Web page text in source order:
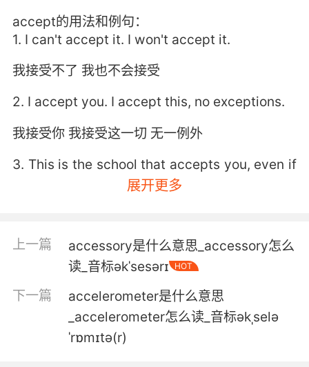
accept的用法和例句：
1. I can't accept it. I won't accept it.
我接受不了 我也不会接受
2. I accept you. I accept this, no exceptions.
我接受你 我接受这一切 无一例外
3. This is the school that accepts you, even if
you don't accept yourself.
4. this is a school that accepts you, even if
you don't accept yourself.
这所学校接受你 就算你不接受你自己
5. You had to accept something no one
should have to accept.
展开更多
上一篇
accessory是什么意思_accessory怎么
读_音标əkˈsesərɪ
HOT
下一篇
accelerometer是什么意思
_accelerometer怎么读_音标əkˌselə
ˈrɒmɪtə(r)